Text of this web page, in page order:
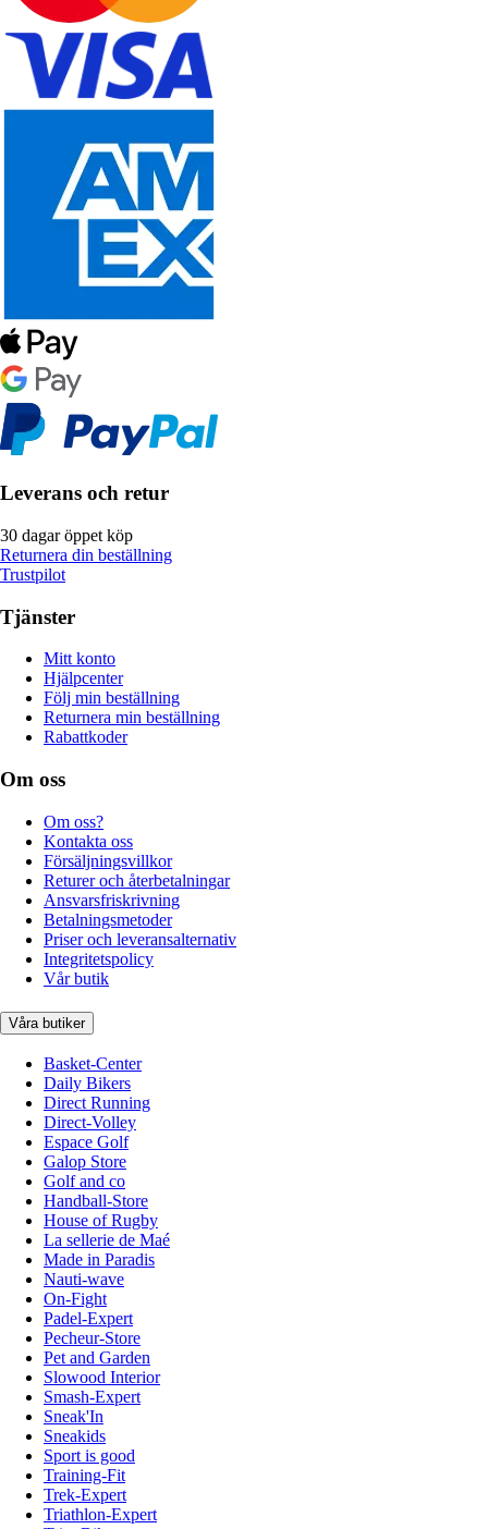
Leverans och retur
30 dagar öppet köp
Returnera din beställning
Trustpilot
Tjänster
Mitt konto
Hjälpcenter
Följ min beställning
Returnera min beställning
Rabattkoder
Om oss
Om oss?
Kontakta oss
Försäljningsvillkor
Returer och återbetalningar
Ansvarsfriskrivning
Betalningsmetoder
Priser och leveransalternativ
Integritetspolicy
Vår butik
Våra butiker
Basket-Center
Daily Bikers
Direct Running
Direct-Volley
Espace Golf
Galop Store
Golf and co
Handball-Store
House of Rugby
La sellerie de Maé
Made in Paradis
Nauti-wave
On-Fight
Padel-Expert
Pecheur-Store
Pet and Garden
Slowood Interior
Smash-Expert
Sneak'In
Sneakids
Sport is good
Training-Fit
Trek-Expert
Triathlon-Expert